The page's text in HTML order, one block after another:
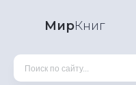
МирКниг